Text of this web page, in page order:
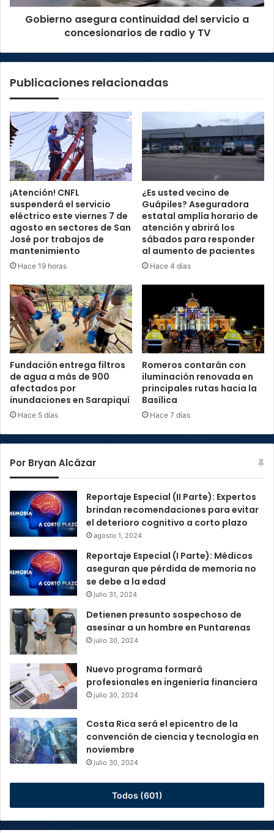
radio
Gobierno asegura continuidad del servicio a
concesionarios de radio y TV
Publicaciones relacionadas
¡Atención! CNFL
suspenderá el servicio
eléctrico este viernes 7 de
agosto en sectores de San
José por trabajos de
mantenimiento
Hace 19 horas
¿Es usted vecino de
Guápiles? Aseguradora
estatal amplía horario de
atención y abrirá los
sábados para responder
al aumento de pacientes
Hace 4 días
Fundación entrega filtros
de agua a más de 900
afectados por
inundaciones en Sarapiquí
Hace 5 días
Romeros contarán con
iluminación renovada en
principales rutas hacia la
Basílica
Hace 7 días
Por Bryan Alcázar
Reportaje Especial (II Parte): Expertos
brindan recomendaciones para evitar
el deterioro cognitivo a corto plazo
agosto 1, 2024
Reportaje Especial (I Parte): Médicos
aseguran que pérdida de memoria no
se debe a la edad
julio 31, 2024
Detienen presunto sospechoso de
asesinar a un hombre en Puntarenas
julio 30, 2024
Nuevo programa formará
profesionales en ingeniería financiera
julio 30, 2024
Costa Rica será el epicentro de la
convención de ciencia y tecnología en
noviembre
julio 30, 2024
Todos (601)